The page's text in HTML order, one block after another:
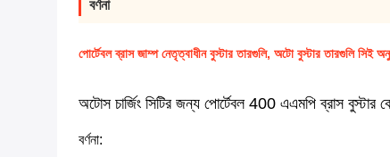
বর্ণনা
পোর্টেবল ব্রাস জাম্প নেতৃত্বাধীন বুস্টার তারগুলি, অটো বুস্টার তারগুলি সিই
অটোস চার্জিং সিটির জন্য পোর্টেবল 400 এএমপি ব্রাস বুস্টার
বর্ণনা: